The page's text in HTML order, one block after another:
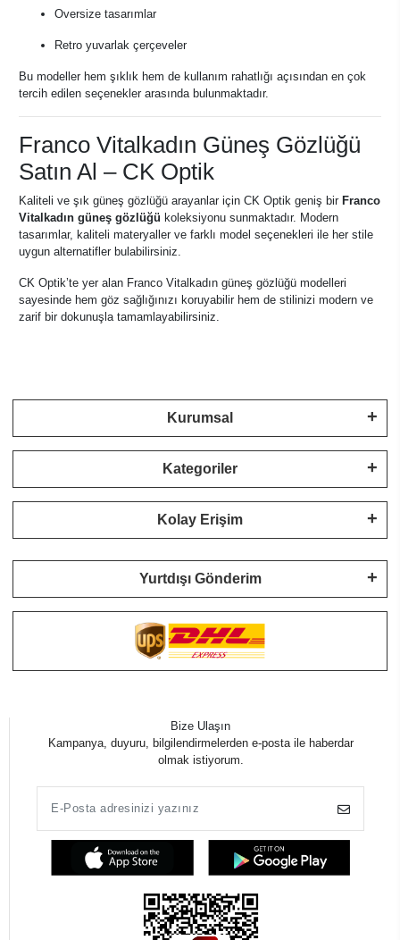
Oversize tasarımlar
Retro yuvarlak çerçeveler
Bu modeller hem şıklık hem de kullanım rahatlığı açısından en çok
tercih edilen seçenekler arasında bulunmaktadır.
Franco Vitalkadın Güneş Gözlüğü
Satın Al – CK Optik
Kaliteli ve şık güneş gözlüğü arayanlar için CK Optik geniş bir Franco
Vitalkadın güneş gözlüğü koleksiyonu sunmaktadır. Modern
tasarımlar, kaliteli materyaller ve farklı model seçenekleri ile her stile
uygun alternatifler bulabilirsiniz.
CK Optik’te yer alan Franco Vitalkadın güneş gözlüğü modelleri
sayesinde hem göz sağlığınızı koruyabilir hem de stilinizi modern ve
zarif bir dokunuşla tamamlayabilirsiniz.
Kurumsal
Kategoriler
Kolay Erişim
Yurtdışı Gönderim
Bize Ulaşın
Kampanya, duyuru, bilgilendirmelerden e-posta ile haberdar
olmak istiyorum.